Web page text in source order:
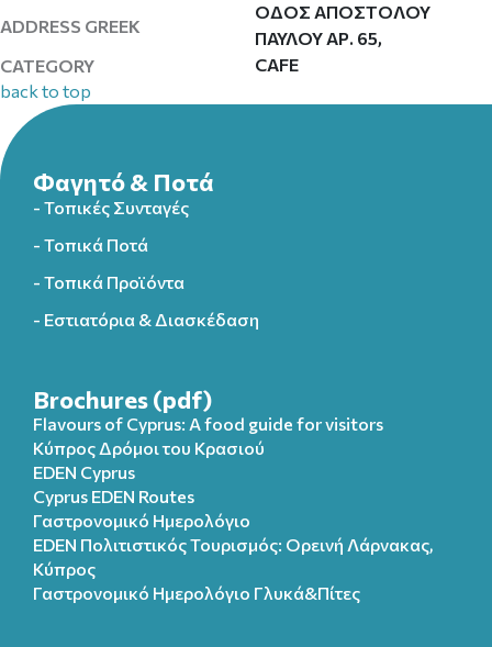
ADDRESS GREEK
ΟΔΟΣ ΑΠΟΣΤΟΛΟΥ
ΠΑΥΛΟΥ ΑΡ. 65,
CATEGORY
CAFE
back to top
Φαγητό & Ποτά
- Τοπικές Συνταγές
- Τοπικά Ποτά
- Τοπικά Προϊόντα
- Εστιατόρια & Διασκέδαση
Brochures (pdf)
Flavours of Cyprus: A food guide for visitors
Κύπρος Δρόμοι του Κρασιού
EDEN Cyprus
Cyprus EDEN Routes
Γαστρονομικό Ημερολόγιο
EDEN Πολιτιστικός Τουρισμός: Ορεινή Λάρνακας,
Κύπρος
Γαστρονομικό Ημερολόγιo Γλυκά&Πίτες